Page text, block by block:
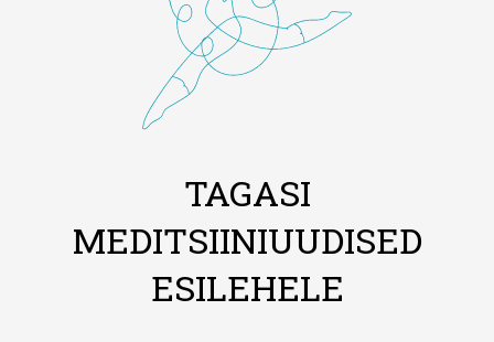
TAGASI
MEDITSIINIUUDISED
ESILEHELE